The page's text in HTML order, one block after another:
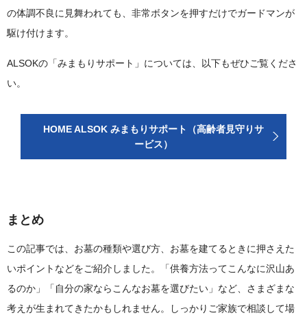
の体調不良に見舞われても、非常ボタンを押すだけでガードマンが
駆け付けます。
ALSOKの「みまもりサポート」については、以下もぜひご覧くださ
い。
HOME ALSOK みまもりサポート（高齢者見守りサ
ービス）
まとめ
この記事では、お墓の種類や選び方、お墓を建てるときに押さえた
いポイントなどをご紹介しました。「供養方法ってこんなに沢山あ
るのか」「自分の家ならこんなお墓を選びたい」など、さまざまな
考えが生まれてきたかもしれません。しっかりご家族で相談して場